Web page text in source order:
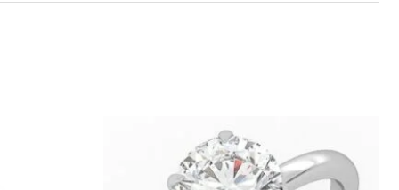
17.5, 18, 18.5, 19, 19.5, 20